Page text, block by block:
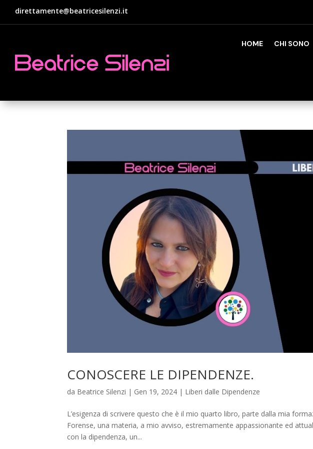
direttamente@beatricesilenzi.it
HOME CHI SONO
CONOSCERE LE DIPENDENZE.
da Beatrice Silenzi | Gen 19, 2024 | Liberi dalle Dipendenze
L’esigenza di scrivere questo che è il mio quarto libro, parte dalla mia
Forense, una materia, a mio avviso, estremamente appassionante ed
con la dipendenza, un...